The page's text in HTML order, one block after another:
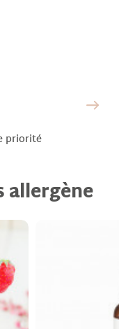
priorité
allergène